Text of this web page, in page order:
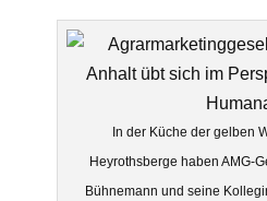
In der Küche der gelben
Heyrothsberge haben AMG-
Bühnemann und seine